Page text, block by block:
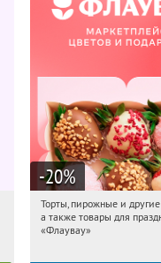
-20%
16:38:51
Россия
Торты, пирожные и другие
а также товары для
«Флаувау»